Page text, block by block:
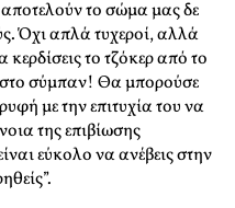
το σώμα μας δε
Όχι απλά τυχεροί, αλλά
κερδίσεις το τζόκερ από το
στο σύμπαν! Θα μπορούσε
με την επιτυχία του να
της επιβίωσης
εύκολο να ανέβεις στην